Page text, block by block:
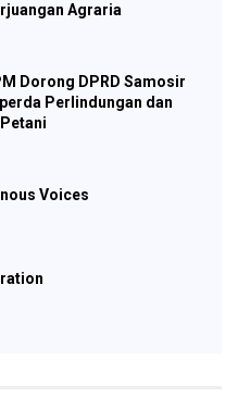
Agraria
Dorong DPRD Samosir
Perlindungan dan
Voices